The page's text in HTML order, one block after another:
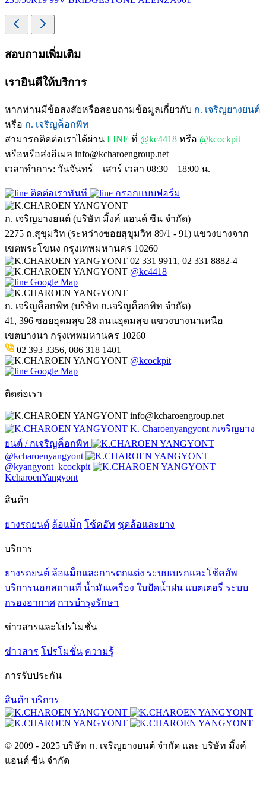
สอบถามเพิ่มเติม
เรายินดีให้บริการ
หากท่านมีข้อสงสัยหรือสอบถามข้อมูลเกี่ยวกับ ก. เจริญยางยนต์
หรือ ก. เจริญค็อกพิท
สามารถติดต่อเราได้ผ่าน LINE ที่ @kc4418 หรือ @kcockpit
หรือหรือส่งอีเมล info@kcharoengroup.net
เวลาทำการ: วันจันทร์ – เสาร์ เวลา 08:30 – 18:00 น.
ติดต่อเราทันที กรอกแบบฟอร์ม
ก. เจริญยางยนต์ (บริษัท มิ้งค์ แอนด์ ซีน จำกัด)
2275 ถ.สุขุมวิท (ระหว่างซอยสุขุมวิท 89/1 - 91) แขวงบางจาก
เขตพระโขนง กรุงเทพมหานคร 10260
02 331 9911, 02 331 8882-4
@kc4418
Google Map
ก. เจริญค็อกพิท (บริษัท ก.เจริญค็อกพิท จำกัด)
41, 396 ซอยอุดมสุข 28 ถนนอุดมสุข แขวงบางนาเหนือ
เขตบางนา กรุงเทพมหานคร 10260
02 393 3356, 086 318 1401
@kcockpit
Google Map
ติดต่อเรา
info@kcharoengroup.net
K. Charoenyangyont กเจริญยาง
ยนต์ / กเจริญค็อกพิท
@kcharoenyangyont
@kyangyont_kcockpit
KcharoenYangyont
สินค้า
ยางรถยนต์ ล้อแม็ก โช้คอัพ ชุดล้อและยาง
บริการ
ยางรถยนต์ ล้อแม็กและการตกแต่ง ระบบเบรกและโช้คอัพ
บริการนอกสถานที่ น้ำมันเครื่อง ใบปัดน้ำฝน แบตเตอรี่ ระบบ
กรองอากาศ การบำรุงรักษา
ข่าวสารและโปรโมชั่น
ข่าวสาร โปรโมชั่น ความรู้
การรับประกัน
สินค้า บริการ
© 2009 - 2025 บริษัท ก. เจริญยางยนต์ จำกัด และ บริษัท มิ้งค์
แอนด์ ซีน จำกัด